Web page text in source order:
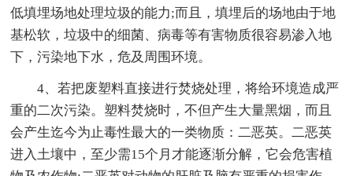
低填埋场地处理垃圾的能力;而且，填埋后的场地由于地
基松软，垃圾中的细菌、病毒等有害物质很容易渗入地
下，污染地下水，危及周围环境。
4、若把废塑料直接进行焚烧处理，将给环境造成严
重的二次污染。塑料焚烧时，不但产生大量黑烟，而且
会产生迄今为止毒性最大的一类物质：二恶英。二恶英
进入土壤中，至少需15个月才能逐渐分解，它会危害植